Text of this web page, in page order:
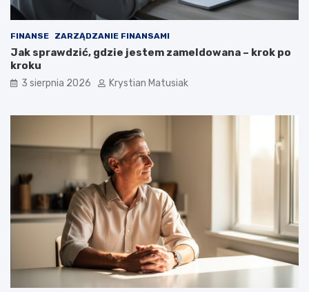
FINANSE ZARZĄDZANIE FINANSAMI
Jak sprawdzić, gdzie jestem zameldowana – krok po
kroku
3 sierpnia 2026 Krystian Matusiak